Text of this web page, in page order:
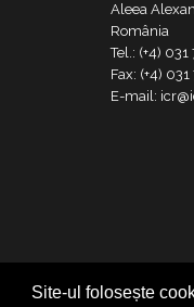
Site-ul folosește
Aleea
România
Tel.: (+4)
Fax: (+4)
E-mail: